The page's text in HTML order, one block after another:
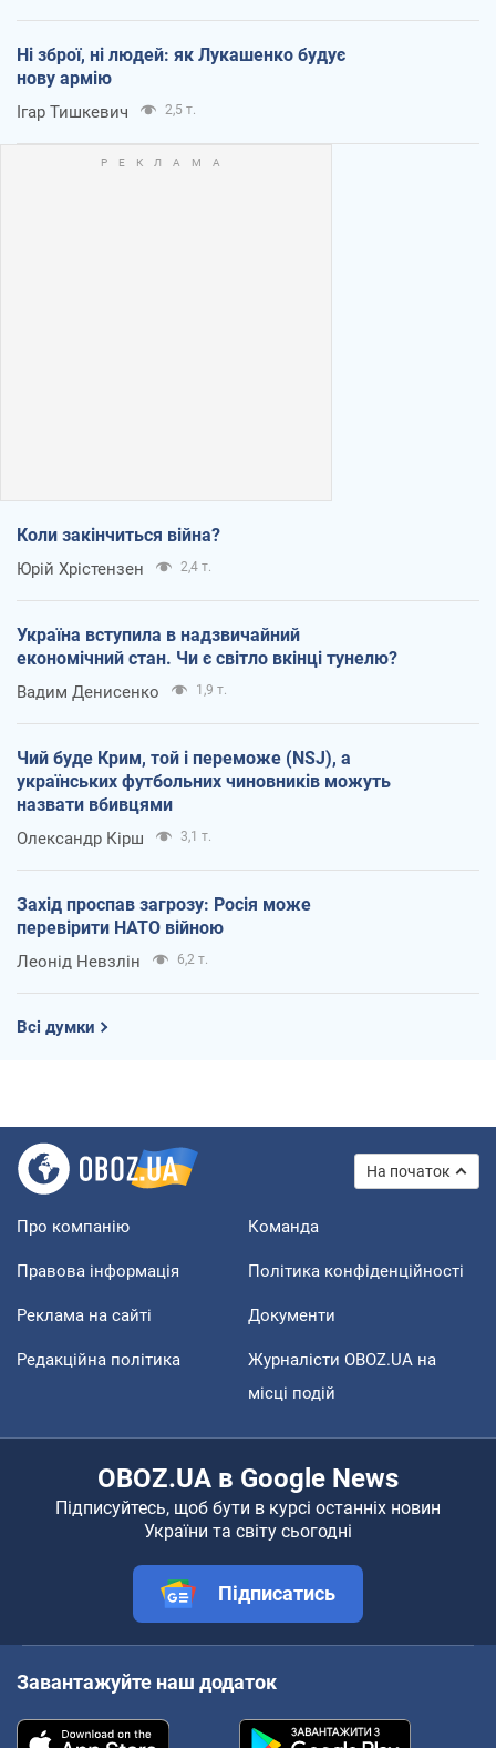
Ні зброї, ні людей: як Лукашенко будує
нову армію
Ігар Тишкевич 2,5 т.
Коли закінчиться війна?
Юрій Хрістензен 2,4 т.
Україна вступила в надзвичайний
економічний стан. Чи є світло вкінці тунелю?
Вадим Денисенко 1,9 т.
Чий буде Крим, той і переможе (NSJ), а
українських футбольних чиновників можуть
назвати вбивцями
Олександр Кірш 3,1 т.
Захід проспав загрозу: Росія може
перевірити НАТО війною
Леонід Невзлін 6,2 т.
Всі думки
На початок
Про компанію Команда
Правова інформація Політика конфіденційності
Реклама на сайті Документи
Редакційна політика
Журналісти OBOZ.UA на
місці подій
OBOZ.UA в Google News
Підписуйтесь, щоб бути в курсі останніх новин
України та світу сьогодні
Підписатись
Завантажуйте наш додаток